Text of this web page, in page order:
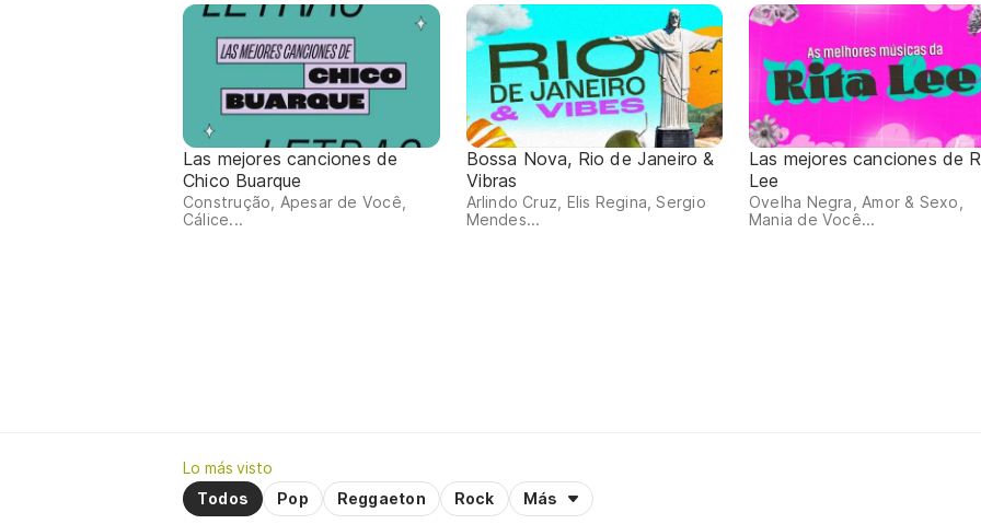
Las mejores canciones de
Chico Buarque
Construção, Apesar de Você,
Cálice...
Bossa Nova, Rio de Janeiro &
Vibras
Arlindo Cruz, Elis Regina, Sergio
Mendes...
Las mejores canciones de
Lee
Ovelha Negra, Amor & Sexo,
Mania de Você...
Lo más visto
Todos
Pop Reggaeton Rock Más